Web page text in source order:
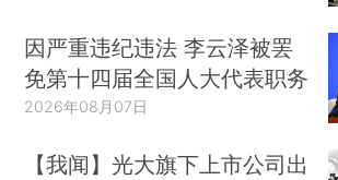
因严重违纪违法 李云泽被罢
免第十四届全国人大代表职务
2026年08月07日
【我闻】光大旗下上市公司出